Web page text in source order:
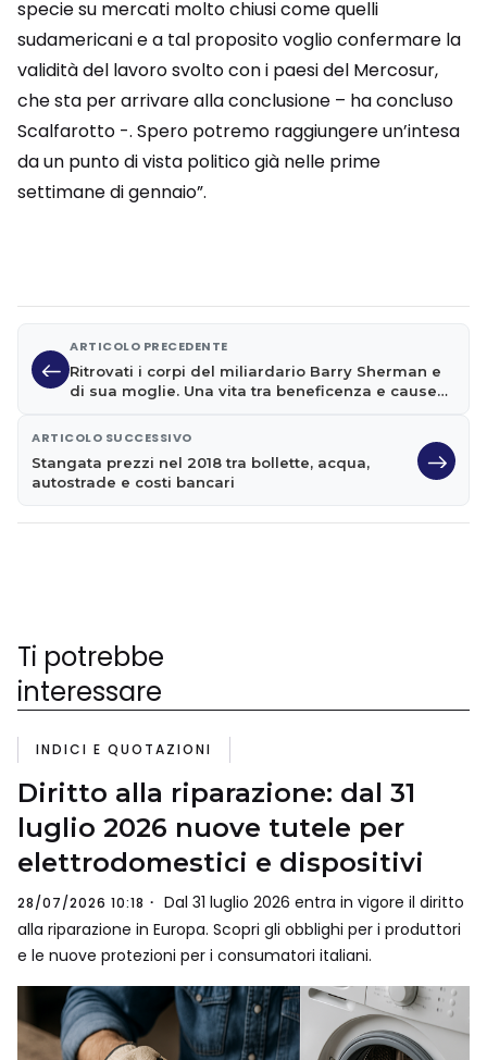
specie su mercati molto chiusi come quelli
sudamericani e a tal proposito voglio confermare la
validità del lavoro svolto con i paesi del Mercosur,
che sta per arrivare alla conclusione – ha concluso
Scalfarotto -. Spero potremo raggiungere un’intesa
da un punto di vista politico già nelle prime
settimane di gennaio”.
ARTICOLO PRECEDENTE
Ritrovati i corpi del miliardario Barry Sherman e
di sua moglie. Una vita tra beneficenza e cause
ARTICOLO SUCCESSIVO
Stangata prezzi nel 2018 tra bollette, acqua,
autostrade e costi bancari
Ti potrebbe
interessare
INDICI E QUOTAZIONI
Diritto alla riparazione: dal 31
luglio 2026 nuove tutele per
elettrodomestici e dispositivi
28/07/2026 10:18
Dal 31 luglio 2026 entra in vigore il diritto
alla riparazione in Europa. Scopri gli obblighi per i produttori
e le nuove protezioni per i consumatori italiani.